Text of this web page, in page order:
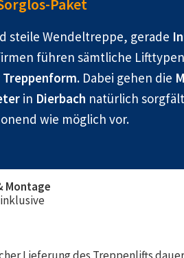
steile Wendeltreppe, gerade
führen sämtliche
Treppenform. Dabei gehen die
in Dierbach natürlich
wie möglich vor.
Montage
Lieferung des Treppenlifts